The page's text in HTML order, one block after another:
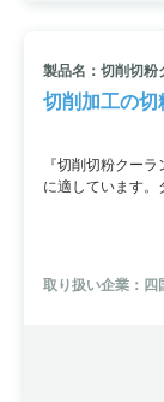
製品名：切削切粉
切削加工の
『切削切粉クー
に適しています。
期的なタンク掃
難しい機器に特
取り扱い企業：四